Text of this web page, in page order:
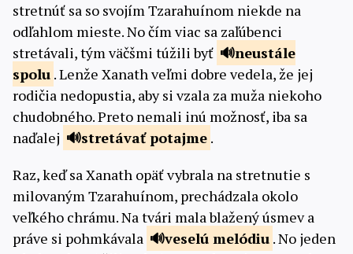
stretnúť sa so svojím Tzarahuínom niekde na
odľahlom mieste. No čím viac sa zaľúbenci
stretávali, tým väčšmi túžili byť
neustále
spolu . Lenže Xanath veľmi dobre vedela, že jej
rodičia nedopustia, aby si vzala za muža niekoho
chudobného. Preto nemali inú možnosť, iba sa
naďalej
stretávaťpotajme .
Raz, keď sa Xanath opäť vybrala na stretnutie s
milovaným Tzarahuínom, prechádzala okolo
veľkého chrámu. Na tvári mala blažený úsmev a
práve si pohmkávala
veselú melódiu . No jeden